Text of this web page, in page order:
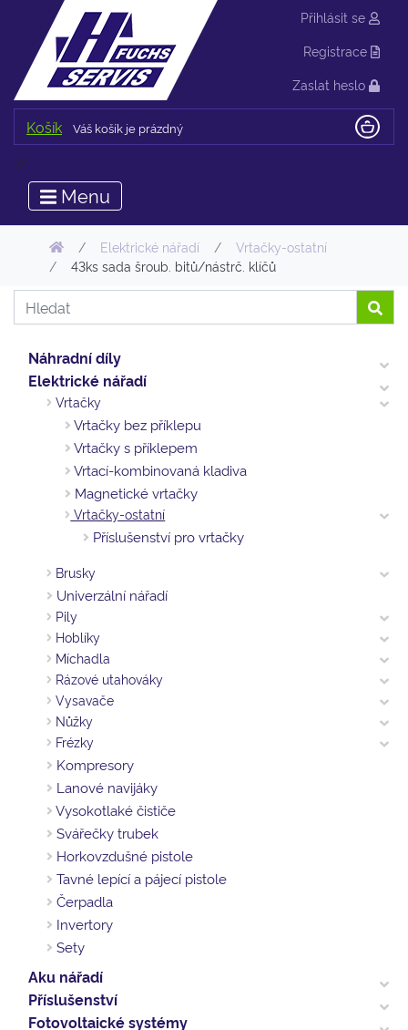
Přihlásit se
Registrace
Zaslat heslo
Košík Váš košík je prázdný
//
Menu
Elektrické nářadí
Vrtačky-ostatní
43ks sada šroub. bitů/nástrč. klíčů
Náhradní díly
Elektrické nářadí
Vrtačky
Vrtačky bez příklepu
Vrtačky s příklepem
Vrtací-kombinovaná kladiva
Magnetické vrtačky
Vrtačky-ostatní
Příslušenství pro vrtačky
Brusky
Univerzální nářadí
Pily
Hoblíky
Míchadla
Rázové utahováky
Vysavače
Nůžky
Frézky
Kompresory
Lanové navijáky
Vysokotlaké čističe
Svářečky trubek
Horkovzdušné pistole
Tavné lepící a pájecí pistole
Čerpadla
Invertory
Sety
Aku nářadí
Příslušenství
Fotovoltaické systémy